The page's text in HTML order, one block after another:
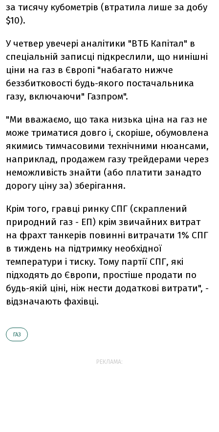
за тисячу кубометрів (втратила лише за добу
$10).
У четвер увечері аналітики "ВТБ Капітал" в
спеціальній записці підкреслили, що нинішні
ціни на газ в Європі "набагато нижче
беззбитковості будь-якого постачальника
газу, включаючи" Газпром".
"Ми вважаємо, що така низька ціна на газ не
може триматися довго і, скоріше, обумовлена
якимись тимчасовими технічними нюансами,
наприклад, продажем газу трейдерами через
неможливість знайти (або платити занадто
дорогу ціну за) зберігання.
Крім того, гравці ринку СПГ (скраплений
природний газ - ЕП) крім звичайних витрат
на фрахт танкерів повинні витрачати 1% СПГ
в тиждень на підтримку необхідної
температури і тиску. Тому партії СПГ, які
підходять до Європи, простіше продати по
будь-якій ціні, ніж нести додаткові витрати", -
відзначають фахівці.
ГАЗ
РЕКЛАМА: